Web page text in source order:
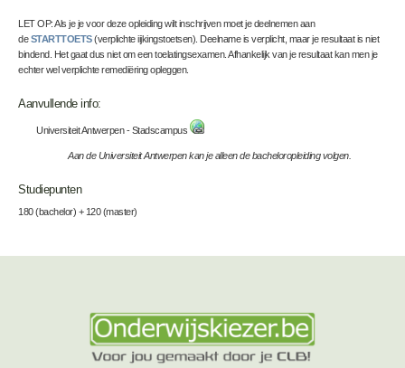
LET OP: Als je je voor deze opleiding wilt inschrijven moet je deelnemen aan
deSTARTTOETS(verplichte iijkingstoetsen). Deelname is verplicht, maar je resultaat is niet
bindend. Het gaat dus niet om een toelatingsexamen. Afhankelijk van je resultaat kan men je
echter wel verplichte remediëring opleggen.
Aanvullende info:
Universiteit Antwerpen - Stadscampus
Aan de Universiteit Antwerpen kan je alleen de bacheloropleiding volgen.
Studiepunten
180 (bachelor) + 120 (master)